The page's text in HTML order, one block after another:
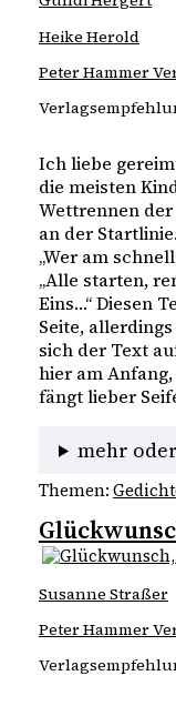
Heike Herold
Peter Hammer
Ich liebe
die meisten
Wettrennen
an der Startlinie.
„Wer am
„Alle starten,
Eins…“ Diesen
Seite,
sich der Text
hier am
fängt lieber
mehr
Themen:
Susanne Straßer
Peter Hammer